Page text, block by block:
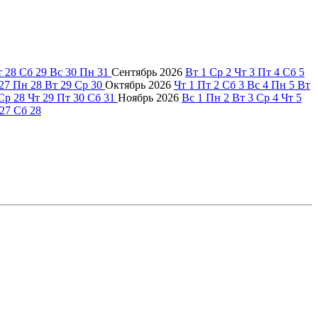
28 Сб 29 Вс 30 Пн 31 Сентябрь 2026 Вт 1 Ср 2 Чт 3 Пт 4 Сб 5
27 Пн 28 Вт 29 Ср 30 Октябрь 2026 Чт 1 Пт 2 Сб 3 Вс 4 Пн 5 Вт
28 Чт 29 Пт 30 Сб 31 Ноябрь 2026 Вс 1 Пн 2 Вт 3 Ср 4 Чт 5
27 Сб 28